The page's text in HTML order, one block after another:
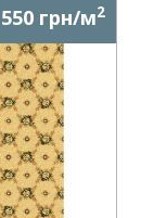
550 грн/м2